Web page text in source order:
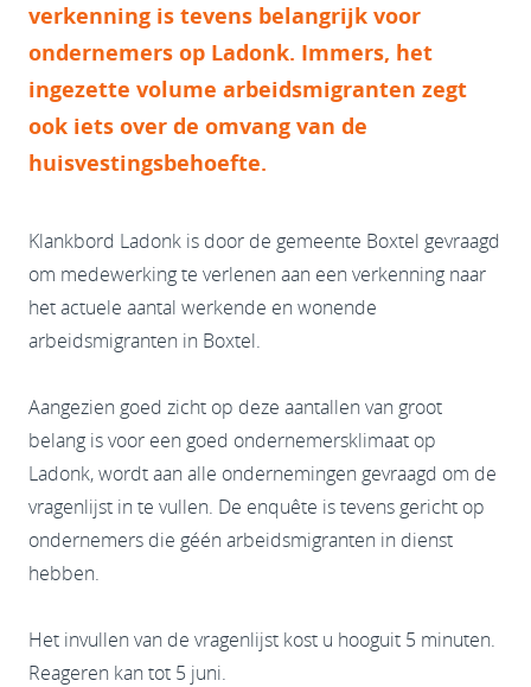
verkenning is tevens belangrijk voor
ondernemers op Ladonk. Immers, het
ingezette volume arbeidsmigranten zegt
ook iets over de omvang van de
huisvestingsbehoefte.
Klankbord Ladonk is door de gemeente Boxtel gevraagd
om medewerking te verlenen aan een verkenning naar
het actuele aantal werkende en wonende
arbeidsmigranten in Boxtel.
Aangezien goed zicht op deze aantallen van groot
belang is voor een goed ondernemersklimaat op
Ladonk, wordt aan alle ondernemingen gevraagd om de
vragenlijst in te vullen. De enquête is tevens gericht op
ondernemers die géén arbeidsmigranten in dienst
hebben.
Het invullen van de vragenlijst kost u hooguit 5 minuten.
Reageren kan tot 5 juni.